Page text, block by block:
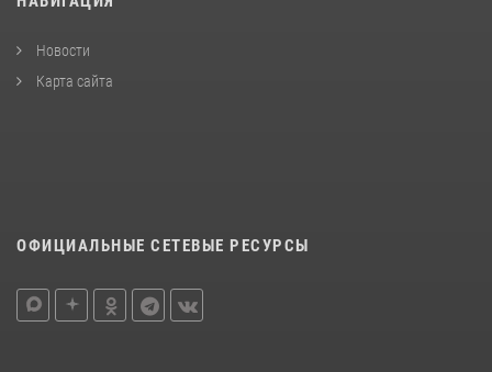
Новости
Карта сайта
ОФИЦИАЛЬНЫЕ СЕТЕВЫЕ РЕСУРСЫ